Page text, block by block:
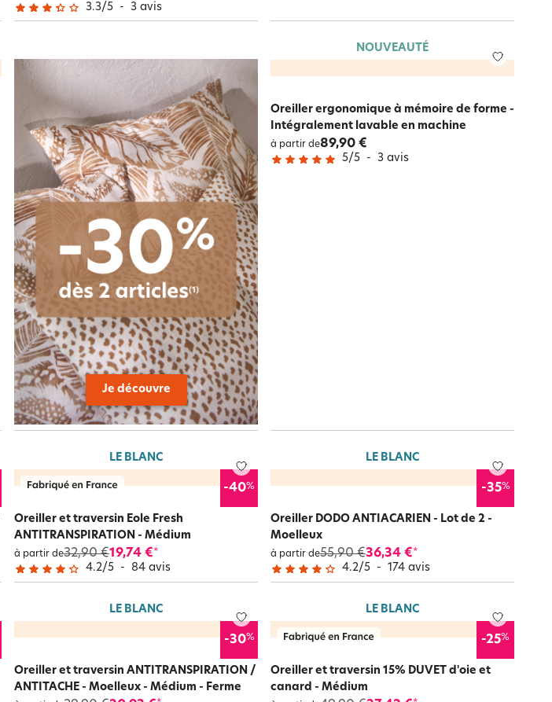
3.3/5 - 3 avis
NOUVEAUTÉ
Oreiller ergonomique à mémoire de forme -
Intégralement lavable en machine
à partir de89,90 €
5/5 - 3 avis
LE BLANC
-40%
Oreiller et traversin Eole Fresh
ANTITRANSPIRATION - Médium
à partir de32,90 €19,74 €*
4.2/5 - 84 avis
LE BLANC
-35%
Oreiller DODO ANTIACARIEN - Lot de 2 -
Moelleux
à partir de55,90 €36,34 €*
4.2/5 - 174 avis
LE BLANC
-30%
Oreiller et traversin ANTITRANSPIRATION /
ANTITACHE - Moelleux - Médium - Ferme
LE BLANC
-25%
Oreiller et traversin 15% DUVET d'oie et
canard - Médium
Je découvre